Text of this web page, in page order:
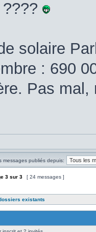
solaire
: 690
Pas
messages publiés depuis:
3 sur 3 [ 24 messages ]
existants